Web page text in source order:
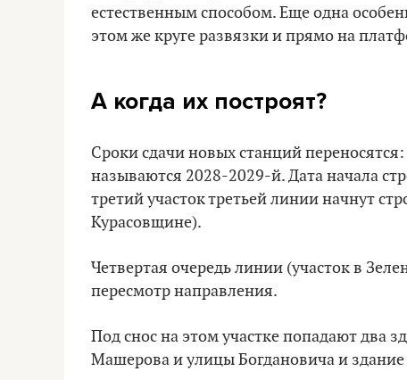
естественным способом. Еще одна
этом же круге развязки и прямо на
А когда их построят?
Сроки сдачи новых станций
называются 2028-2029-й. Дата начала
третий участок третьей линии начнут
Курасовщине).
Четвертая очередь линии (участок в
пересмотр направления.
Под снос на этом участке попадают два
Машерова и улицы Богдановича и